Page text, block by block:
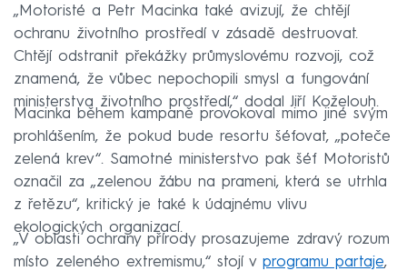
„Motoristé a Petr Macinka také avizují, že chtějí
ochranu životního prostředí v zásadě destruovat.
Chtějí odstranit překážky průmyslovému rozvoji, což
znamená, že vůbec nepochopili smysl a fungování
ministerstva životního prostředí,“ dodal Jiří Koželouh.
Macinka během kampaně provokoval mimo jiné svým
prohlášením, že pokud bude resortu šéfovat, „poteče
zelená krev“. Samotné ministerstvo pak šéf Motoristů
označil za „zelenou žábu na prameni, která se utrhla
z řetězu“, kritický je také k údajnému vlivu
ekologických organizací.
„V oblasti ochrany přírody prosazujeme zdravý rozum
místo zeleného extremismu,“ stojí v programu partaje,